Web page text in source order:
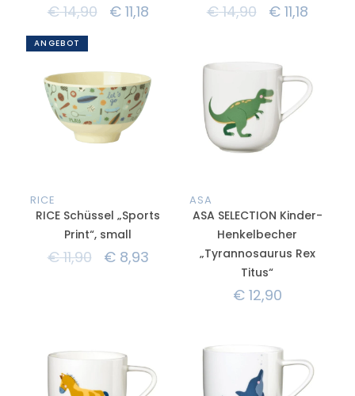
€14,90 €11,18 €14,90 €11,18
ANGEBOT
RICE
RICE Schüssel „Sports
Print“, small
€11,90 €8,93
ASA
ASA SELECTION Kinder-
Henkelbecher
„Tyrannosaurus Rex
Titus“
€12,90